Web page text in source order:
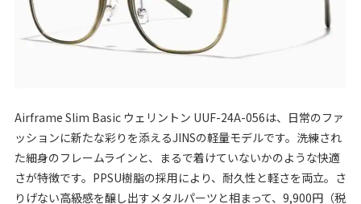
Airframe Slim Basic ウェリントン UUF-24A-056は、日常のファ
ッションに新たな彩りを添えるJINSの軽量モデルです。洗練され
た細身のフレームラインと、まるで着けていないかのような快適
さが特徴です。PPSU樹脂の採用により、耐久性と軽さを両立。さ
りげない高級感を醸し出すメタルパーツと相まって、9,900円（税